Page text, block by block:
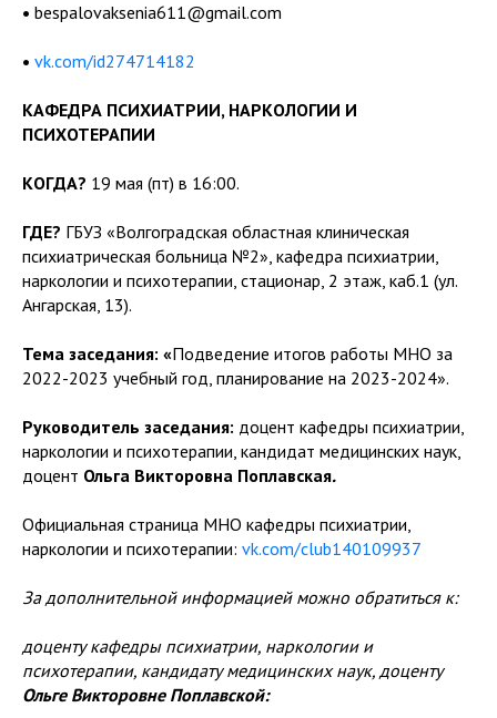
• bespalovaksenia611@gmail.com
• vk.com/id274714182
КАФЕДРА ПСИХИАТРИИ, НАРКОЛОГИИ И
ПСИХОТЕРАПИИ
КОГДА? 19 мая (пт) в 16:00.
ГДЕ? ГБУЗ «Волгоградская областная клиническая
психиатрическая больница №2», кафедра психиатрии,
наркологии и психотерапии, стационар, 2 этаж, каб.1 (ул.
Ангарская, 13).
Тема заседания: «Подведение итогов работы МНО за
2022-2023 учебный год, планирование на 2023-2024».
Руководитель заседания: доцент кафедры психиатрии,
наркологии и психотерапии, кандидат медицинских наук,
доцент Ольга Викторовна Поплавская.
Официальная страница МНО кафедры психиатрии,
наркологии и психотерапии: vk.com/club140109937
За дополнительной информацией можно обратиться к:
доценту кафедры психиатрии, наркологии и
психотерапии, кандидату медицинских наук, доценту
Ольге Викторовне Поплавской: